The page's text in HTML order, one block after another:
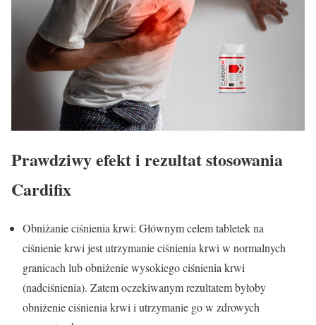
Prawdziwy efekt i rezultat stosowania
Cardifix
Obniżanie ciśnienia krwi: Głównym celem tabletek na
ciśnienie krwi jest utrzymanie ciśnienia krwi w normalnych
granicach lub obniżenie wysokiego ciśnienia krwi
(nadciśnienia). Zatem oczekiwanym rezultatem byłoby
obniżenie ciśnienia krwi i utrzymanie go w zdrowych